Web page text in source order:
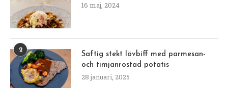
16 maj, 2024
2
Saftig stekt lövbiff med parmesan-
och timjanrostad potatis
28 januari, 2025